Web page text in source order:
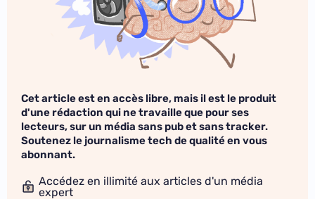
Cet article est en accès libre, mais il est le produit
d'une rédaction qui ne travaille que pour ses
lecteurs, sur un média sans pub et sans tracker.
Soutenez le journalisme tech de qualité en vous
abonnant.
Accédez en illimité aux articles d'un média
expert